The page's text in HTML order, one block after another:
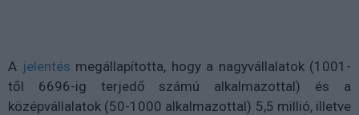
A jelentés megállapította, hogy a nagyvállalatok (1001-
től 6696-ig terjedő számú alkalmazottal) és a
középvállalatok (50-1000 alkalmazottal) 5,5 millió, illetve